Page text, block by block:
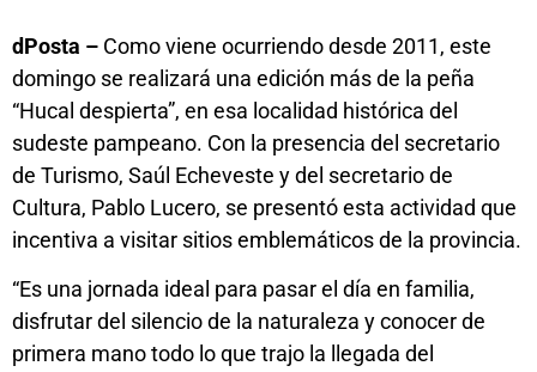
dPosta – Como viene ocurriendo desde 2011, este
domingo se realizará una edición más de la peña
“Hucal despierta”, en esa localidad histórica del
sudeste pampeano. Con la presencia del secretario
de Turismo, Saúl Echeveste y del secretario de
Cultura, Pablo Lucero, se presentó esta actividad que
incentiva a visitar sitios emblemáticos de la provincia.
“Es una jornada ideal para pasar el día en familia,
disfrutar del silencio de la naturaleza y conocer de
primera mano todo lo que trajo la llegada del